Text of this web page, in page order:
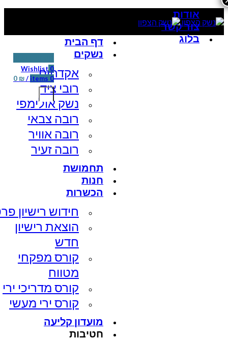
אודות
צור קשר
בלוג
0
Wishlist
0
items
/
0 ₪
דף הבית
נשקים
אקדחים
רובי ציד
נשק אולימפי
רובה צבאי
רובה אוויר
רובה זעיר
תחמושת
חנות
הכשרות
חידוש רישיון
הוצאת רישיון
חדש
קורס מפקחי
מטווח
קורס מדריכי ירי
קורס ירי מעשי
מועדון קליעה
חטיבות